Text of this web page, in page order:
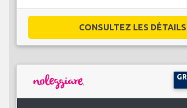
CONSULTEZ LES